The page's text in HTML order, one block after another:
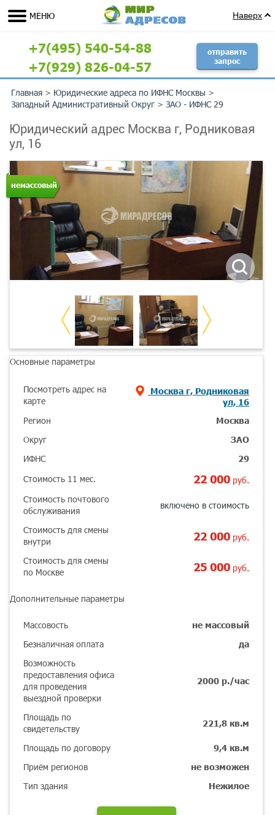
МЕНЮ Наверх
+7(495) 540-54-88
+7(929) 826-04-57
отправить
запрос
Главная > Юридические адреса по ИФНС Москвы >
Западный Административный Округ > ЗАО - ИФНС 29
Юридический адрес Москва г, Родниковая
ул, 16
немассовый
Основные параметры
Посмотреть адрес на
карте
ул, 16
Регион Москва
Округ ЗАО
ИФНС 29
Стоимость 11 мес. 22 000 руб.
Стоимость почтового
обслуживания
включено в стоимость
Стоимость для смены
внутри
22 000 руб.
Стоимость для смены
по Москве
25 000 руб.
Дополнительные параметры
Массовость не массовый
Безналичная оплата да
Возможность
предоставления офиса
для проведения
выездной проверки
2000 р./час
Площадь по
свидетельству
221,8 кв.м
Площадь по договору 9,4 кв.м
Приём регионов не возможен
Тип здания Нежилое